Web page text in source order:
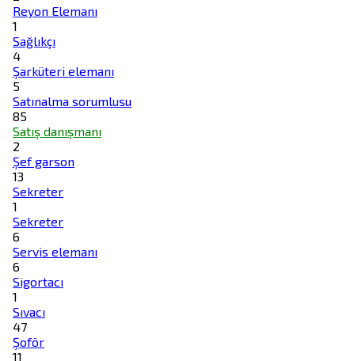
Reyon Elemanı
1
Sağlıkçı
4
Şarküteri elemanı
5
Satınalma sorumlusu
85
Satış danışmanı
2
Şef garson
13
Sekreter
1
Sekreter
6
Servis elemanı
6
Sigortacı
1
Sıvacı
47
Şoför
11